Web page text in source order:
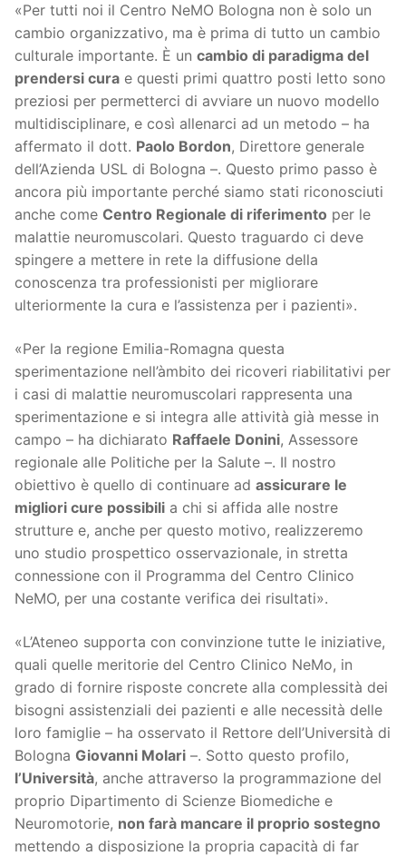
«Per tutti noi il Centro NeMO Bologna non è solo un
cambio organizzativo, ma è prima di tutto un cambio
culturale importante. È un cambio di paradigma del
prendersi cura e questi primi quattro posti letto sono
preziosi per permetterci di avviare un nuovo modello
multidisciplinare, e così allenarci ad un metodo – ha
affermato il dott. Paolo Bordon, Direttore generale
dell’Azienda USL di Bologna –. Questo primo passo è
ancora più importante perché siamo stati riconosciuti
anche come Centro Regionale di riferimento per le
malattie neuromuscolari. Questo traguardo ci deve
spingere a mettere in rete la diffusione della
conoscenza tra professionisti per migliorare
ulteriormente la cura e l’assistenza per i pazienti».
«Per la regione Emilia-Romagna questa
sperimentazione nell’àmbito dei ricoveri riabilitativi per
i casi di malattie neuromuscolari rappresenta una
sperimentazione e si integra alle attività già messe in
campo – ha dichiarato Raffaele Donini, Assessore
regionale alle Politiche per la Salute –. Il nostro
obiettivo è quello di continuare ad assicurare le
migliori cure possibili a chi si affida alle nostre
strutture e, anche per questo motivo, realizzeremo
uno studio prospettico osservazionale, in stretta
connessione con il Programma del Centro Clinico
NeMO, per una costante verifica dei risultati».
«L’Ateneo supporta con convinzione tutte le iniziative,
quali quelle meritorie del Centro Clinico NeMo, in
grado di fornire risposte concrete alla complessità dei
bisogni assistenziali dei pazienti e alle necessità delle
loro famiglie – ha osservato il Rettore dell’Università di
Bologna Giovanni Molari –. Sotto questo profilo,
l’Università, anche attraverso la programmazione del
proprio Dipartimento di Scienze Biomediche e
Neuromotorie, non farà mancare il proprio sostegno
mettendo a disposizione la propria capacità di far